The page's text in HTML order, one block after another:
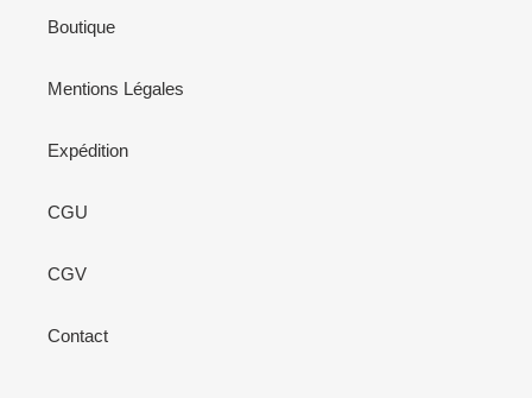
Boutique
Mentions Légales
Expédition
CGU
CGV
Contact